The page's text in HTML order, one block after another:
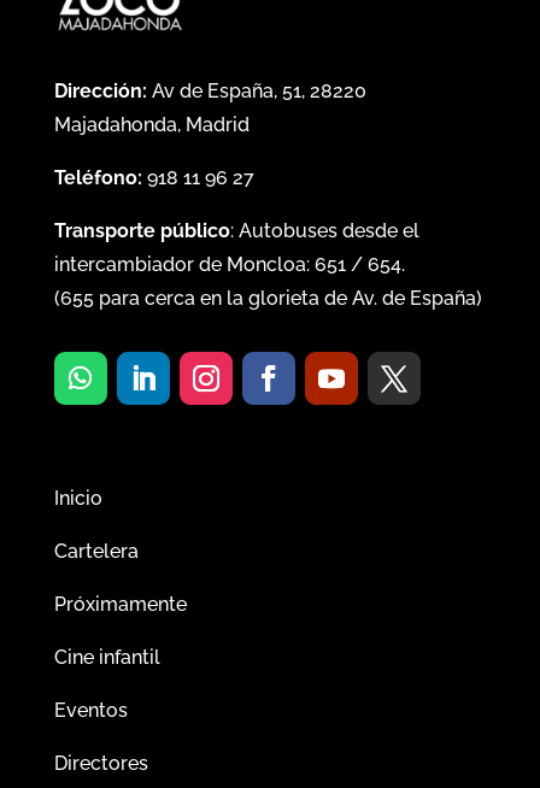
Dirección: Av de España, 51, 28220
Majadahonda, Madrid
Teléfono: 918 11 96 27
Transporte público: Autobuses desde el
intercambiador de Moncloa: 651/ 654.
(655para cerca en la glorieta de Av. de España)
Inicio
Cartelera
Próximamente
Cine infantil
Eventos
Directores